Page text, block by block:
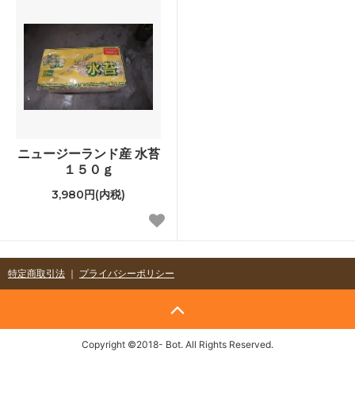
ニュージーランド産 水苔
１５０ｇ
3,980円(内税)
特定商取引法 ｜ プライバシーポリシー
Copyright ©2018- Bot. All Rights Reserved.